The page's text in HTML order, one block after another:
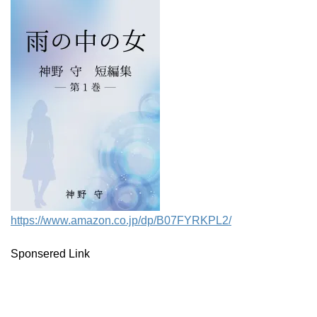
https://www.amazon.co.jp/dp/B07FYRKPL2/
Sponsered Link